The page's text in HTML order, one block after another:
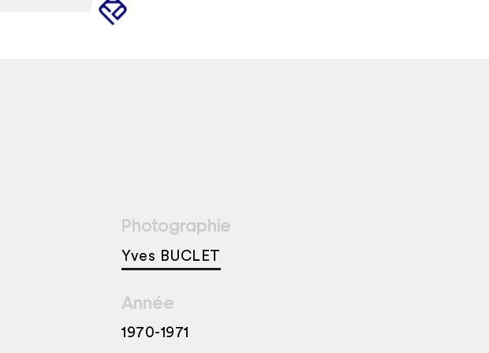
Photographie
Yves BUCLET
Année
1970-1971